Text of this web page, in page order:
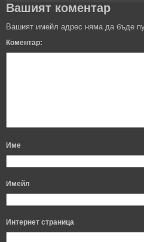
Вашият коментар
Вашият имейл адрес няма да бъде
Коментар:
Име
Имейл
Интернет страница